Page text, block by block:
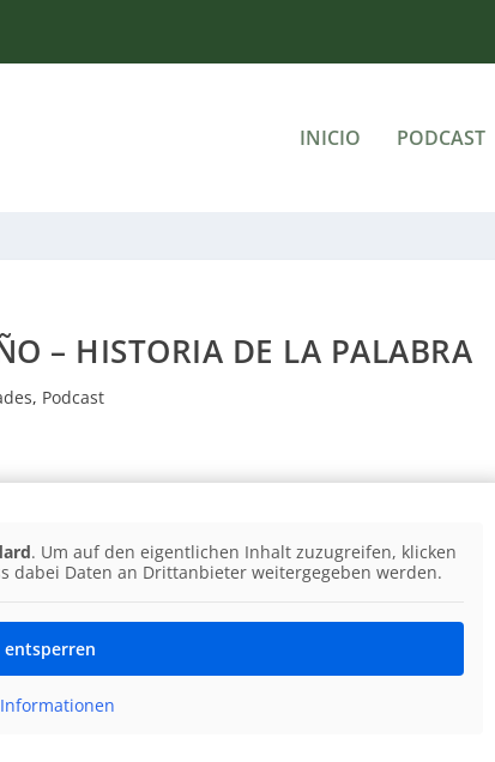
INICIO PODCAST
– HISTORIA DE LA PALABRA
, Podcast
. Um auf den eigentlichen Inhalt zuzugreifen, klicken
dabei Daten an Drittanbieter weitergegeben werden.